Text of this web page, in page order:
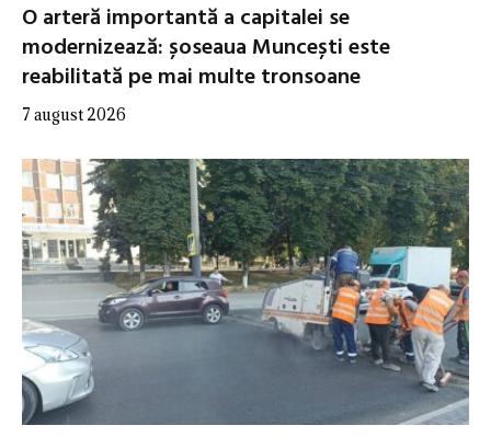
O arteră importantă a capitalei se
modernizează: șoseaua Muncești este
reabilitată pe mai multe tronsoane
7 august 2026